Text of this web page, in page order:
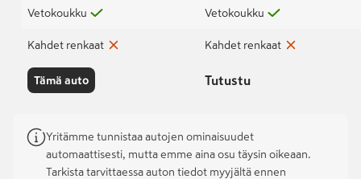
Vetokoukku
Kahdet renkaat
Tämä auto
Vetokoukku
Kahdet renkaat
Tutustu
Yritämme tunnistaa autojen ominaisuudet
automaattisesti, mutta emme aina osu täysin oikeaan.
Tarkista tarvittaessa auton tiedot myyjältä ennen